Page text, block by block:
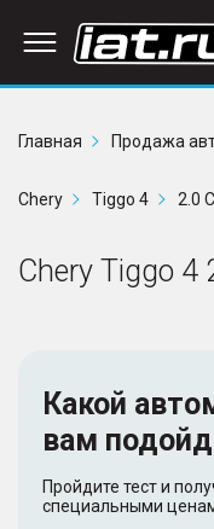
Главная
Продажа
Chery Tiggo 4 2.0
Chery Tiggo 4
Какой
вам
Пройдите тест и
специальными